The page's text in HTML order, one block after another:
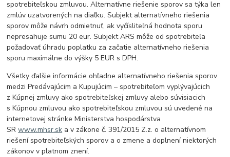
spotrebiteľskou zmluvou. Alternatívne riešenie sporov sa týka len
zmlúv uzatvorených na diaľku. Subjekt alternatívneho riešenia
sporov môže návrh odmietnuť, ak vyčísliteľná hodnota sporu
nepresahuje sumu 20 eur. Subjekt ARS môže od spotrebiteľa
požadovať úhradu poplatku za začatie alternatívneho riešenia
sporu maximálne do výšky 5 EUR s DPH.
Všetky ďalšie informácie ohľadne alternatívneho riešenia sporov
medzi Predávajúcim a Kupujúcim – spotrebiteľom vyplývajúcich
z Kúpnej zmluvy ako spotrebiteľskej zmluvy alebo súvisiacich
s Kúpnou zmluvou ako spotrebiteľskou zmluvou sú uvedené na
internetovej stránke Ministerstva hospodárstva
SRwww.mhsr.sk a v zákone č. 391/2015 Z.z. o alternatívnom
riešení spotrebiteľských sporov a o zmene a doplnení niektorých
zákonov v platnom znení.